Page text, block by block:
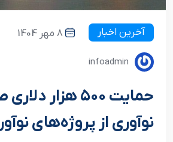
آخرین اخبار 8 مهر 1404
infoadmin
حمایت ۵۰۰ هزار
نوآوری از پروژه‌های